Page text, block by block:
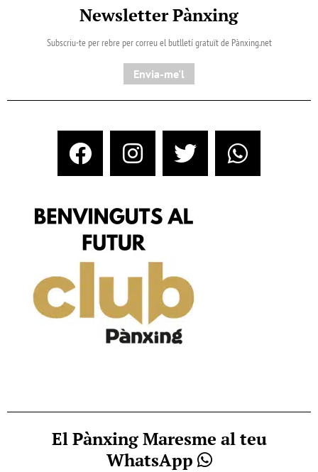
Newsletter Pànxing
Subscriu-te per rebre per correu el butlletí gratuït de Pànxing.net​
Envia-me'l
El Pànxing Maresme al teu
WhatsApp